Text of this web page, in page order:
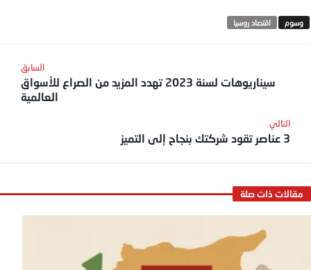
اقتصاد روسيا
سيناريوهات لسنة 2023 تهدد المزيد من الصراع للأسواق
العالمية
3 عناصر تقود شركتك بنجاح إلى التميز